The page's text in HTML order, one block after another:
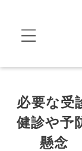
必要な
健診や予
懸念